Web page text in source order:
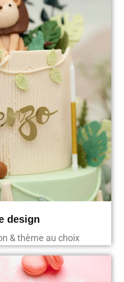
design
& thème au choix